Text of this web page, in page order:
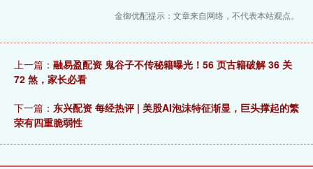
金御优配提示：文章来自网络，不代表本站观点。
上一篇： 融易盈配资 鬼谷子不传秘籍曝光！56 页古籍破解 36 关
72 煞，家长必看
下一篇： 东兴配资 每经热评 | 美股AI泡沫特征渐显，巨头撑起的繁
荣有四重脆弱性